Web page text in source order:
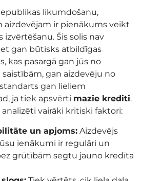
likumdošanu,
aizdevējam ir pienākums veikt
Šis solis nav
gan būtisks atbildīgas
kas pasargā gan jūs no
gan aizdevēju no
gan lieliem
ja tiek apsvērti mazie krediti.
vairāki kritiski faktori:
un apjoms: Aizdevējs
ienākumi ir regulāri un
grūtībām segtu jauno kredīta